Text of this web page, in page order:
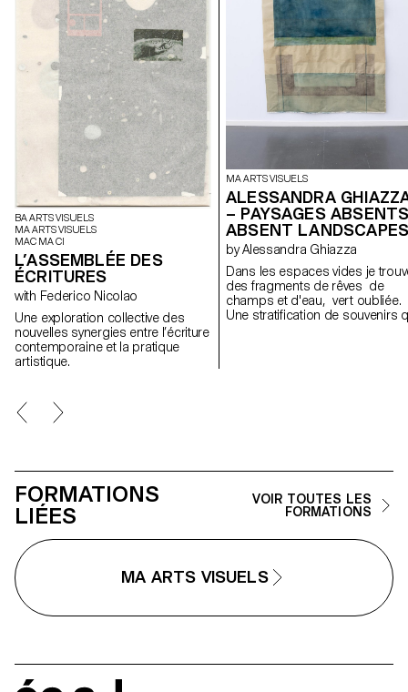
BA ARTS VISUELS
MA ARTS VISUELS
MAC MA CI
L’ASSEMBLÉE DES
ÉCRITURES
with Federico Nicolao
Une exploration collective des
nouvelles synergies entre l’écriture
contemporaine et la pratique
artistique.
MA ARTS VISUELS
ALESSANDRA
– PAYSAGES
ABSENT
by Alessandra Ghiazza
Dans les espaces vides je
des fragments de rêves de
champs et d'eau, vert oubliée.
Une stratification de souvenirs
FORMATIONS
LIÉES
VOIR TOUTES LES
FORMATIONS
MA ARTS VISUELS